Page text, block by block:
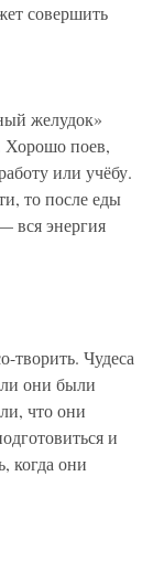
совершить
желудок»
Хорошо поев,
или учёбу.
то после еды
вся энергия
творить. Чудеса
они были
что они
и
когда они